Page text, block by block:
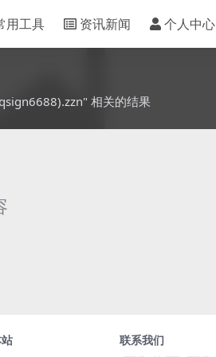
用工具 资讯新闻 个人中心
相关的结果
联系我们